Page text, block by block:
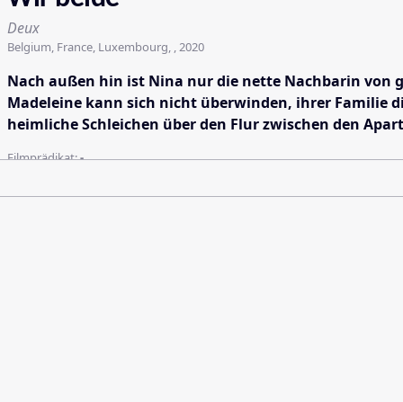
Deux
Belgium, France, Luxembourg, , 2020
Nach außen hin ist Nina nur die nette Nachbarin von
Madeleine kann sich nicht überwinden, ihrer Familie
heimliche Schleichen über den Flur zwischen den
Filmprädikat:-